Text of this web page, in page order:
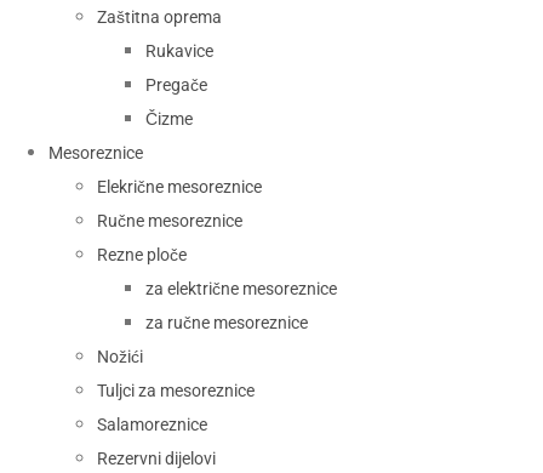
Zaštitna oprema
Rukavice
Pregače
Čizme
Mesoreznice
Elekrične mesoreznice
Ručne mesoreznice
Rezne ploče
za električne mesoreznice
za ručne mesoreznice
Nožići
Tuljci za mesoreznice
Salamoreznice
Rezervni dijelovi